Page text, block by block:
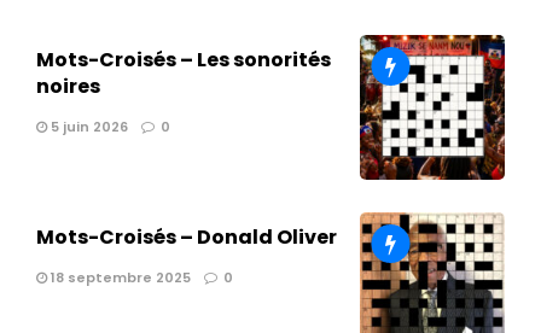
Mots-Croisés – Les sonorités
noires
5 juin 2026 0
Mots-Croisés – Donald Oliver
18 septembre 2025 0